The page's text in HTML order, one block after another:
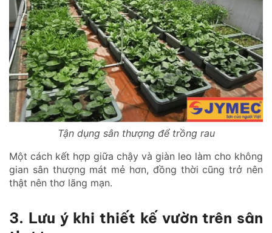
Tận dụng sân thượng để trồng rau
Một cách kết hợp giữa chậy và giàn leo làm cho không
gian sân thượng mát mẻ hơn, đồng thời cũng trở nên
thật nên thơ lãng mạn.
3. Lưu ý khi thiết kế vườn trên sân